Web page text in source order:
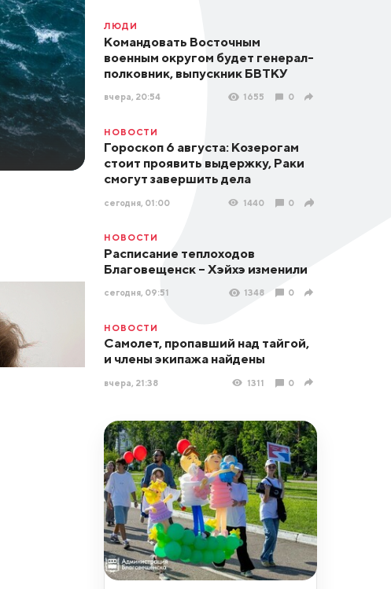
ЛЮДИ
Командовать Восточным
военным округом будет генерал-
полковник, выпускник БВТКУ
вчера, 20:54 1655 0
НОВОСТИ
Гороскоп 6 августа: Козерогам
стоит проявить выдержку, Раки
смогут завершить дела
сегодня, 01:00 1440 0
НОВОСТИ
Расписание теплоходов
Благовещенск – Хэйхэ изменили
сегодня, 09:51 1348 0
НОВОСТИ
Самолет, пропавший над тайгой,
и члены экипажа найдены
вчера, 21:38 1311 0